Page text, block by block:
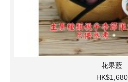
花果藍
HK$1,680